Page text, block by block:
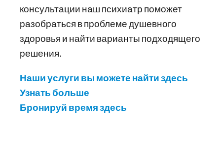
консультации наш психиатр поможет
разобраться в проблеме душевного
здоровья и найти варианты подходящего
решения.
Наши услуги вы можете найти здесь
Узнать больше
Бронируй время здесь